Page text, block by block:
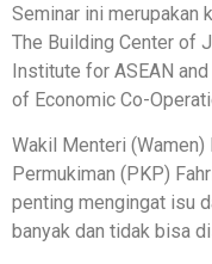
Seminar ini merupakan
The Building Center of
Institute for ASEAN
of Economic Co-
Wakil Menteri (Wamen)
Permukiman (PKP)
penting mengingat isu
banyak dan tidak bisa